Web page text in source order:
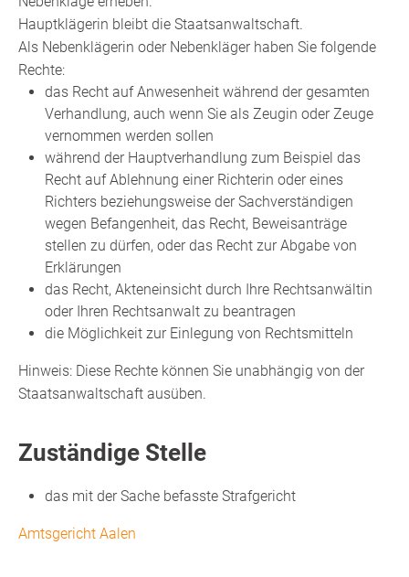
Hauptklägerin bleibt die Staatsanwaltschaft.
Als Nebenklägerin oder Nebenkläger haben Sie folgende
Rechte:
das Recht auf Anwesenheit während der gesamten
Verhandlung, auch wenn Sie als Zeugin oder Zeuge
vernommen werden sollen
während der Hauptverhandlung zum Beispiel das
Recht auf Ablehnung einer Richterin oder eines
Richters beziehungsweise der Sachverständigen
wegen Befangenheit, das Recht, Beweisanträge
stellen zu dürfen, oder das Recht zur Abgabe von
Erklärungen
das Recht, Akteneinsicht durch Ihre Rechtsanwältin
oder Ihren Rechtsanwalt zu beantragen
die Möglichkeit zur Einlegung von Rechtsmitteln
Hinweis: Diese Rechte können Sie unabhängig von der
Staatsanwaltschaft ausüben.
Zuständige Stelle
das mit der Sache befasste Strafgericht
Amtsgericht Aalen